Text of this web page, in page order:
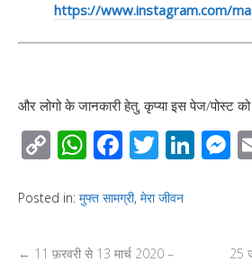
https://www.instagram.com/
और लोगो के जानकारी हेतु, कृप्या इस पेज/पोस्ट
C
o
p
Li
W
h
at
A
F
ac
e
o
T
wi
tt
Li
n e
n
Posted in: मुफ्त सामग्री, मेरा जीवन
← 11 फ़रवरी से 13 मार्च 2020 – 25